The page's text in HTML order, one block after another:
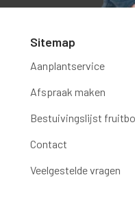
Sitemap
Aanplantservice
Afspraak maken
Bestuivingslijst
Contact
Veelgestelde vragen